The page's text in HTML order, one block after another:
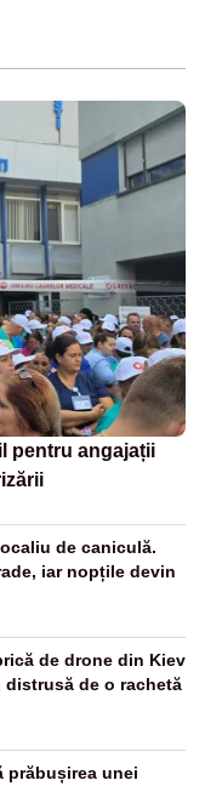
pentru angajații
de caniculă.
iar nopțile devin
de drone din Kiev
distrusă de o rachetă
prăbușirea unei